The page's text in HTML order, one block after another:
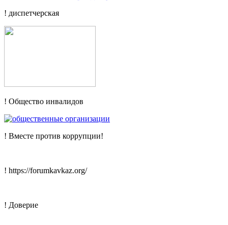
! диспетчерская
! Общество инвалидов
! Вместе против коррупции!
! https://forumkavkaz.org/
! Доверие